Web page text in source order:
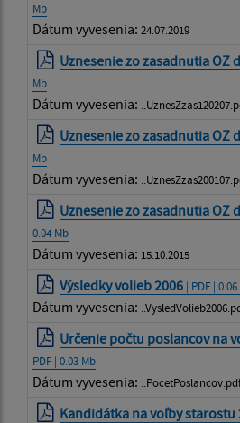
Mb
Dátum vyvesenia: 24.07.2019
Uznesenie zo zasadnutia OZ
Mb
Dátum vyvesenia:
Uznesenie zo zasadnutia OZ
Mb
Dátum vyvesenia:
Uznesenie zo zasadnutia OZ
0.04 Mb
Dátum vyvesenia: 15.10.2015
Výsledky volieb 2006 | PDF |
Dátum vyvesenia:
Určenie počtu poslancov na
PDF | 0.03 Mb
Dátum vyvesenia:
Kandidátka na voľby starostu